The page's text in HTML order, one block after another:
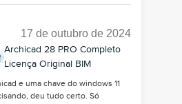
17 de outubro de 2024
Archicad 28 PRO Completo
Licença Original BIM
e uma chave do windows 11
deu tudo certo. Só